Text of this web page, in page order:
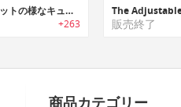
Fravel｜まるでペットの様なキュートなリアクションをするスーツケース「フラベル」
+263 販売終了
商品カテゴリー